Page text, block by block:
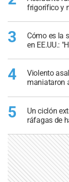
frigorífico y
3
Cómo es la
en EE.UU.:
4
Violento
maniataron
5
Un ciclón
ráfagas de